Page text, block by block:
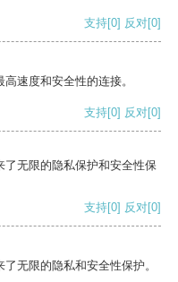
支持[0] 反对[0]
速度和安全性的连接。
支持[0] 反对[0]
无限的隐私保护和安全性保
支持[0] 反对[0]
无限的隐私和安全性保护。